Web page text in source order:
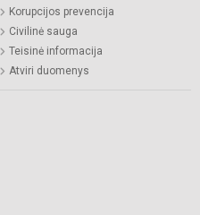
Korupcijos prevencija
Civilinė sauga
Teisinė informacija
Atviri duomenys